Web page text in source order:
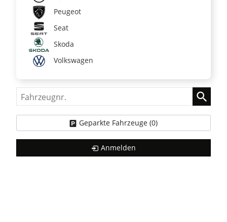
Peugeot
Seat
Skoda
Volkswagen
Fahrzeugnr.
Geparkte Fahrzeuge (0)
Anmelden